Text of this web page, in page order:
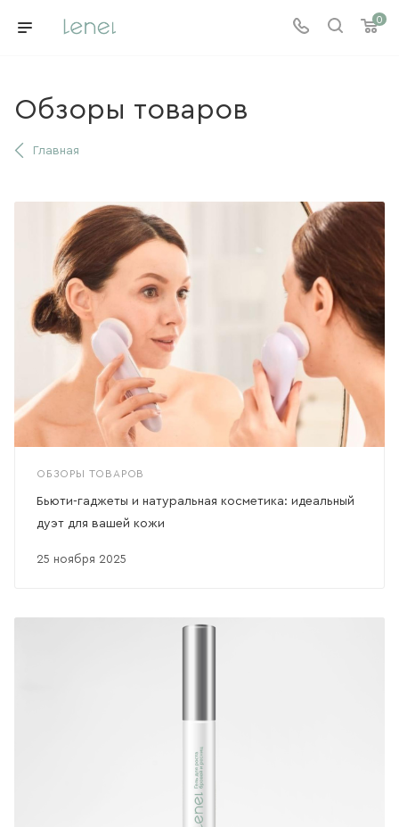
0
Обзоры товаров
Главная
ОБЗОРЫ ТОВАРОВ
25 ноября 2025
Бьюти-гаджеты и натуральная косметика: идеальный
дуэт для вашей кожи